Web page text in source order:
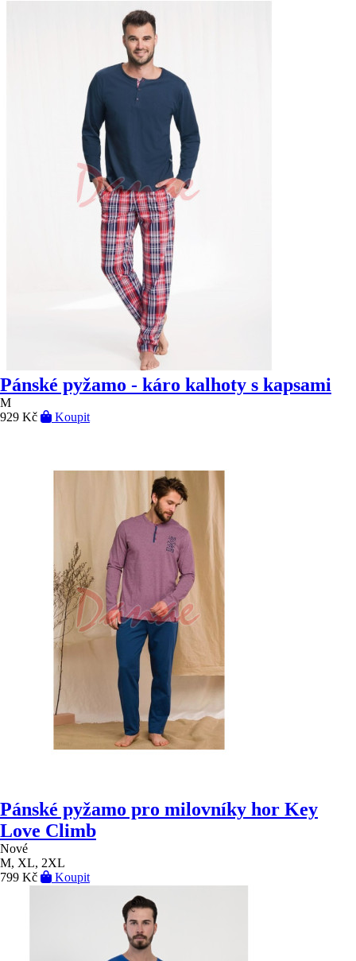
Pánské pyžamo - káro kalhoty s kapsami
M
929 Kč
Koupit
Pánské pyžamo pro milovníky hor Key
Love Climb
Nové
M, XL, 2XL
799 Kč
Koupit